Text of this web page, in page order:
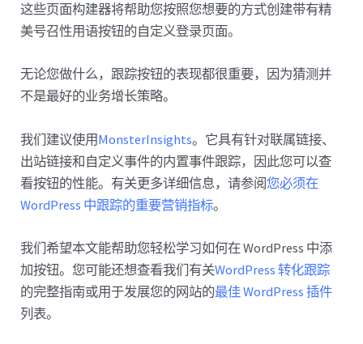
这些页面构建器将帮助您按照您想要的方式创建带有精
美号召性用语按钮的自定义登录页面。
无论您做什么，跟踪按钮的表现都很重要，因为猜测并
不是最好的业务增长策略。
我们建议使用MonsterInsights。它具有针对联属链接、
出站链接和自定义事件的内置事件跟踪，因此您可以查
看按钮的性能。有关更多详细信息，请参阅您必须在
WordPress 中跟踪的重要营销指标。
我们希望本文能帮助您轻松学习如何在 WordPress 中添
加按钮。您可能还想查看我们有关WordPress 转化跟踪
的完整指南或用于发展您的网站的最佳 WordPress 插件
列表。